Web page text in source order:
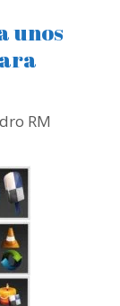
unos
RM